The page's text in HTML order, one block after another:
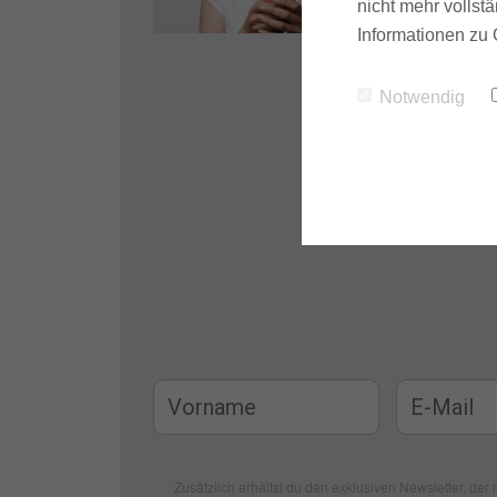
Zusätzlich erhältst du den exklusiven Newsletter,
nicht mehr
Informationen
Notwendig